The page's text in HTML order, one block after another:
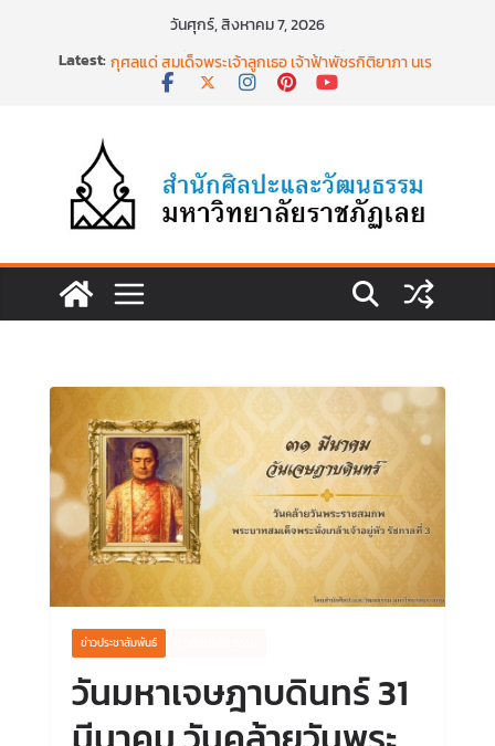
วันศุกร์, สิงหาคม 7, 2026
Latest: พิธีบำเพ็ญกุศลสวดพระอภิธรรม เพื่ออุทิศถวายพระ
กุศลแด่ สมเด็จพระเจ้าลูกเธอ เจ้าฟ้าพัชรกิติยาภา นเร
สมเด็จพระเจ้าลูกเธอฯ วันที่ ๒๒ มิถุนายน ๒๕๖๙
พิธีบำเพ็ญกุศล ทำบุญตักบาตร เนื่องในวาระครบ
ครบ ๑๕ วัน (ปัณรสมวาร) แห่งการสิ้นพระชนม์
สมเด็จพระเจ้าลูกเธอ เจ้าฟ้าพัชรกิติยาภาฯ
โพธิ์ชัยนาพึงผ่านงานศิลปะภาพพิมพ์ฯ ระหว่างวันที่ 22
– 26 มิถุนายน 2569
เชียงคานเปิดงานยิ่งใหญ่ ฉลองครบรอบ ๑๑๕ ปี
ข่าวประชาสัมพันธ์
วันมหาเจษฎาบดินทร์ 31